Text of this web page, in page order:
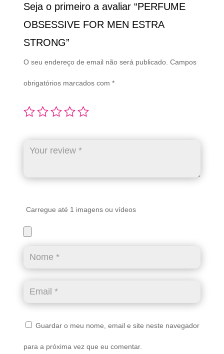
Seja o primeiro a avaliar “PERFUME
OBSESSIVE FOR MEN ESTRA
STRONG”
O seu endereço de email não será publicado. Campos
obrigatórios marcados com *
Carregue até 1 imagens ou vídeos
Guardar o meu nome, email e site neste navegador
para a próxima vez que eu comentar.